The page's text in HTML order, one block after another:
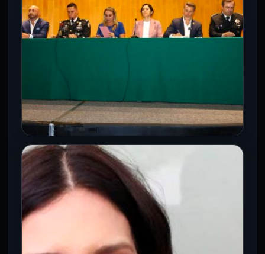
PRINCIPAL
Congreso impulsa ciberseguridad
familiar ante riesgos del mundo
digital
26 May 2026
El foro encabezado por Jessica Saiden
busca fortalecer la protección de niñas,